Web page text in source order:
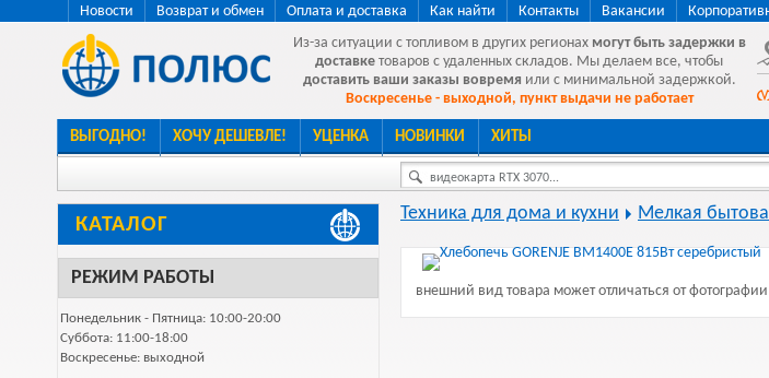
Новости Возврат и обмен Оплата и доставка Как найти Контакты Вакансии
Из-за ситуации с топливом в других регионах могут быть задержки в
доставке товаров с удаленных складов. Мы делаем все, чтобы
доставить ваши заказы вовремя или с минимальной задержкой.
Воскресенье - выходной, пункт выдачи не работает
ВЫГОДНО! ХОЧУ ДЕШЕВЛЕ! УЦЕНКА НОВИНКИ ХИТЫ
видеокарта RTX 3070...
КАТАЛОГ
РЕЖИМ РАБОТЫ
Понедельник - Пятница: 10:00-20:00
Суббота: 11:00-18:00
Воскресенье: выходной
Техника для дома и кухни Мелкая
внешний вид товара может отличаться от фотографии